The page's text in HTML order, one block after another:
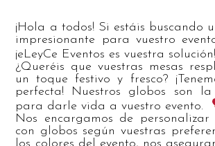
¡Hola a todos! Si estáis buscando
impresionante para vuestro
¡eLeyCe Eventos es vuestra solución!
¿Queréis que vuestras mesas
un toque festivo y fresco?
perfecta! Nuestros globos son
para darle vida a vuestro evento.
Nos encargamos de
con globos según vuestras